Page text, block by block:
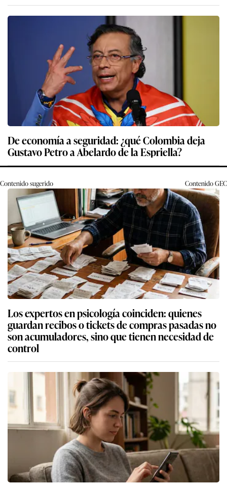
De economía a seguridad: ¿qué Colombia deja
Gustavo Petro a Abelardo de la Espriella?
Contenido sugerido ContenidoGEC
Los expertos en psicología coinciden: quienes
guardan recibos o tickets de compras pasadas no
son acumuladores, sino que tienen necesidad de
control